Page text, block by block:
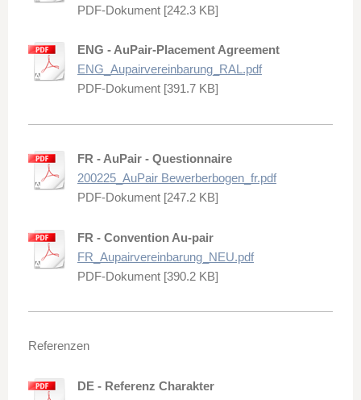
PDF-Dokument [242.3 KB]
ENG - AuPair-Placement Agreement
ENG_Aupairvereinbarung_RAL.pdf
PDF-Dokument [391.7 KB]
FR - AuPair - Questionnaire
200225_AuPair Bewerberbogen_fr.pdf
PDF-Dokument [247.2 KB]
FR - Convention Au-pair
FR_Aupairvereinbarung_NEU.pdf
PDF-Dokument [390.2 KB]
Referenzen
DE - Referenz Charakter